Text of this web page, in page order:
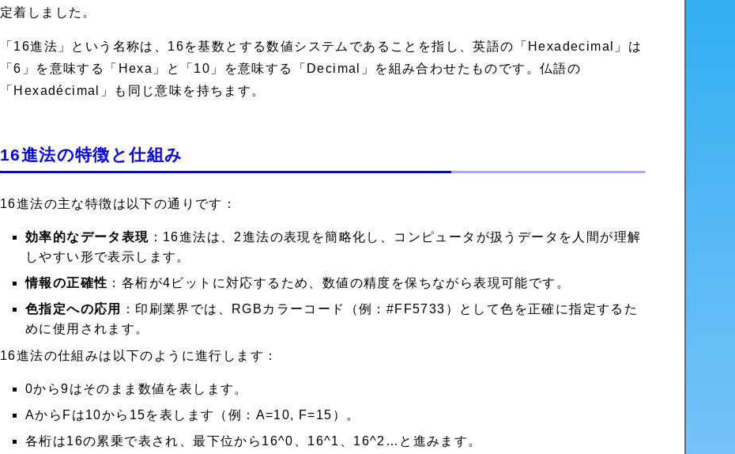
定着しました。
「16進法」という名称は、16を基数とする数値システムであることを指し、英語の「Hexadecimal」は
「6」を意味する「Hexa」と「10」を意味する「Decimal」を組み合わせたものです。仏語の
「Hexadécimal」も同じ意味を持ちます。
16進法の特徴と仕組み
16進法の主な特徴は以下の通りです：
効率的なデータ表現 ：16進法は、2進法の表現を簡略化し、コンピュータが扱うデータを人間が理解
しやすい形で表示します。
情報の正確性 ：各桁が4ビットに対応するため、数値の精度を保ちながら表現可能です。
色指定への応用
：印刷業界では、RGBカラーコード（例：#FF5733）として色を正確に指定するた
めに使用されます。
16進法の仕組みは以下のように進行します：
0から9はそのまま数値を表します。
AからFは10から15を表します（例：A=10, F=15）。
各桁は16の累乗で表され、最下位から16^0、16^1、16^2…と進みます。